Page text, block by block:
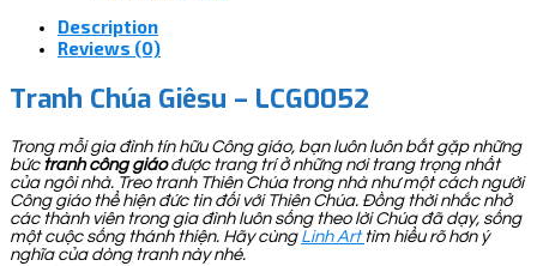
Description
Reviews (0)
Tranh Chúa Giêsu – LCG0052
Trong mỗi gia đình tín hữu Công giáo, bạn luôn luôn bắt gặp những
bức tranh công giáođược trang trí ở những nơi trang trọng nhất
của ngôi nhà. Treo tranh Thiên Chúa trong nhà như một cách người
Công giáo thể hiện đức tin đối với Thiên Chúa. Đồng thời nhắc nhở
các thành viên trong gia đình luôn sống theo lời Chúa đã dạy, sống
một cuộc sống thánh thiện. Hãy cùng Linh Arttìm hiểu rõ hơn ý
nghĩa của dòng tranh này nhé.